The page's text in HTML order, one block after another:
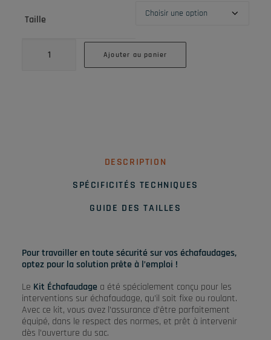
Taille
Ajouter au panier
DESCRIPTION
SPÉCIFICITÉS TECHNIQUES
GUIDE DES TAILLES
Pour travailler en toute sécurité sur vos échafaudages,
optez pour la solution prête à l’emploi !
Le Kit Échafaudage a été spécialement conçu pour les
interventions sur échafaudage, qu’il soit fixe ou roulant.
Avec ce kit, vous avez l’assurance d’être parfaitement
équipé, dans le respect des normes, et prêt à intervenir
dès l’ouverture du sac.